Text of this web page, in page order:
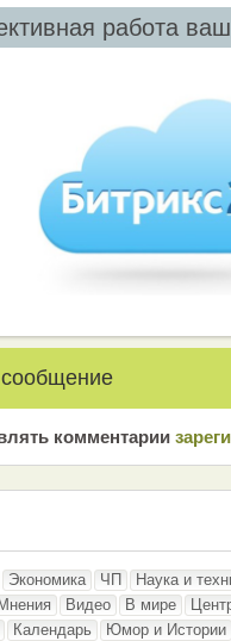
работа
комментарии
Экономика ЧП Наука и
Мнения Видео В мире
Календарь Юмор и Истории